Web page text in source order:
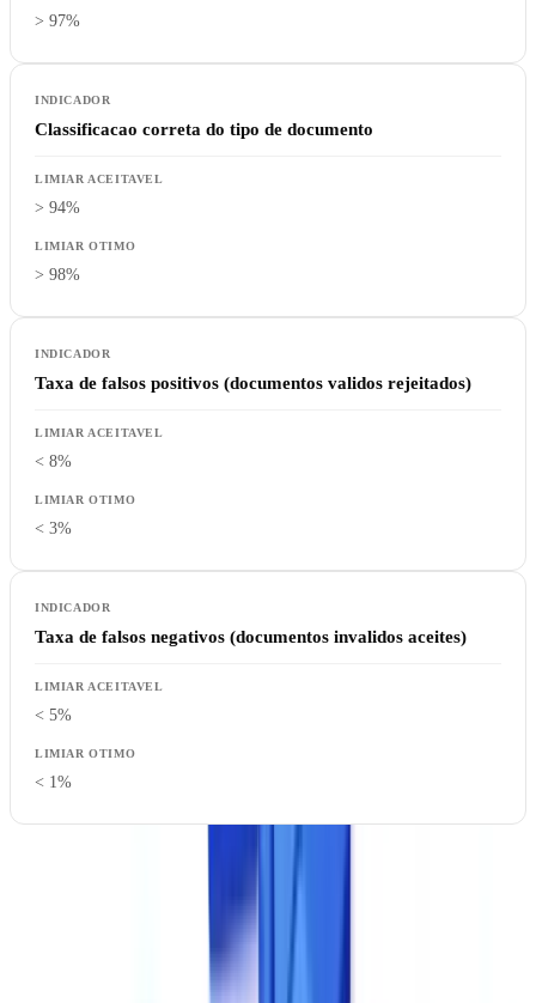
> 97%
Classificacao correta do tipo de documento
> 94%
> 98%
Taxa de falsos positivos (documentos validos rejeitados)
< 8%
< 3%
Taxa de falsos negativos (documentos invalidos aceites)
< 5%
< 1%
benchmarks em conjuntos de dados padronizados nao refletem a